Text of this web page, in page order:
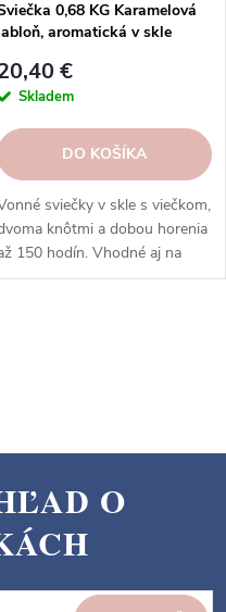
0,68 KG Karamelová
aromatická v skle
€
Skladem
DO KOŠÍKA
sviečky v skle s viečkom,
knôtmi a dobou horenia
150 hodín. Vhodné aj na
veľkých priestorov.
O